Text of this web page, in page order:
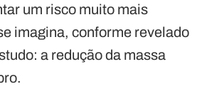
um risco muito mais
imagina, conforme revelado
a redução da massa